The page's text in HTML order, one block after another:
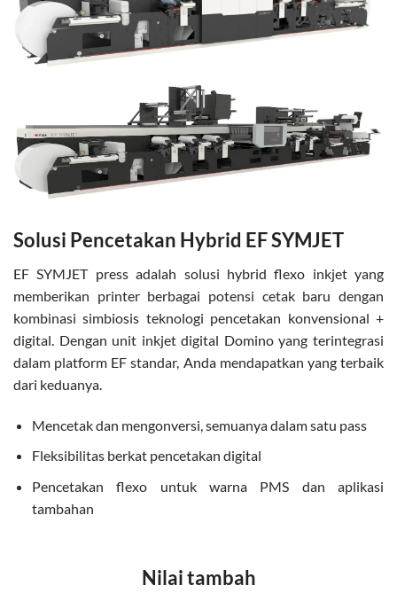
Solusi Pencetakan Hybrid EF SYMJET
EF SYMJET press adalah solusi hybrid flexo inkjet yang
memberikan printer berbagai potensi cetak baru dengan
kombinasi simbiosis teknologi pencetakan konvensional +
digital. Dengan unit inkjet digital Domino yang terintegrasi
dalam platform EF standar, Anda mendapatkan yang terbaik
dari keduanya.
Mencetak dan mengonversi, semuanya dalam satu pass
Fleksibilitas berkat pencetakan digital
Pencetakan flexo untuk warna PMS dan aplikasi
tambahan
Nilai tambah